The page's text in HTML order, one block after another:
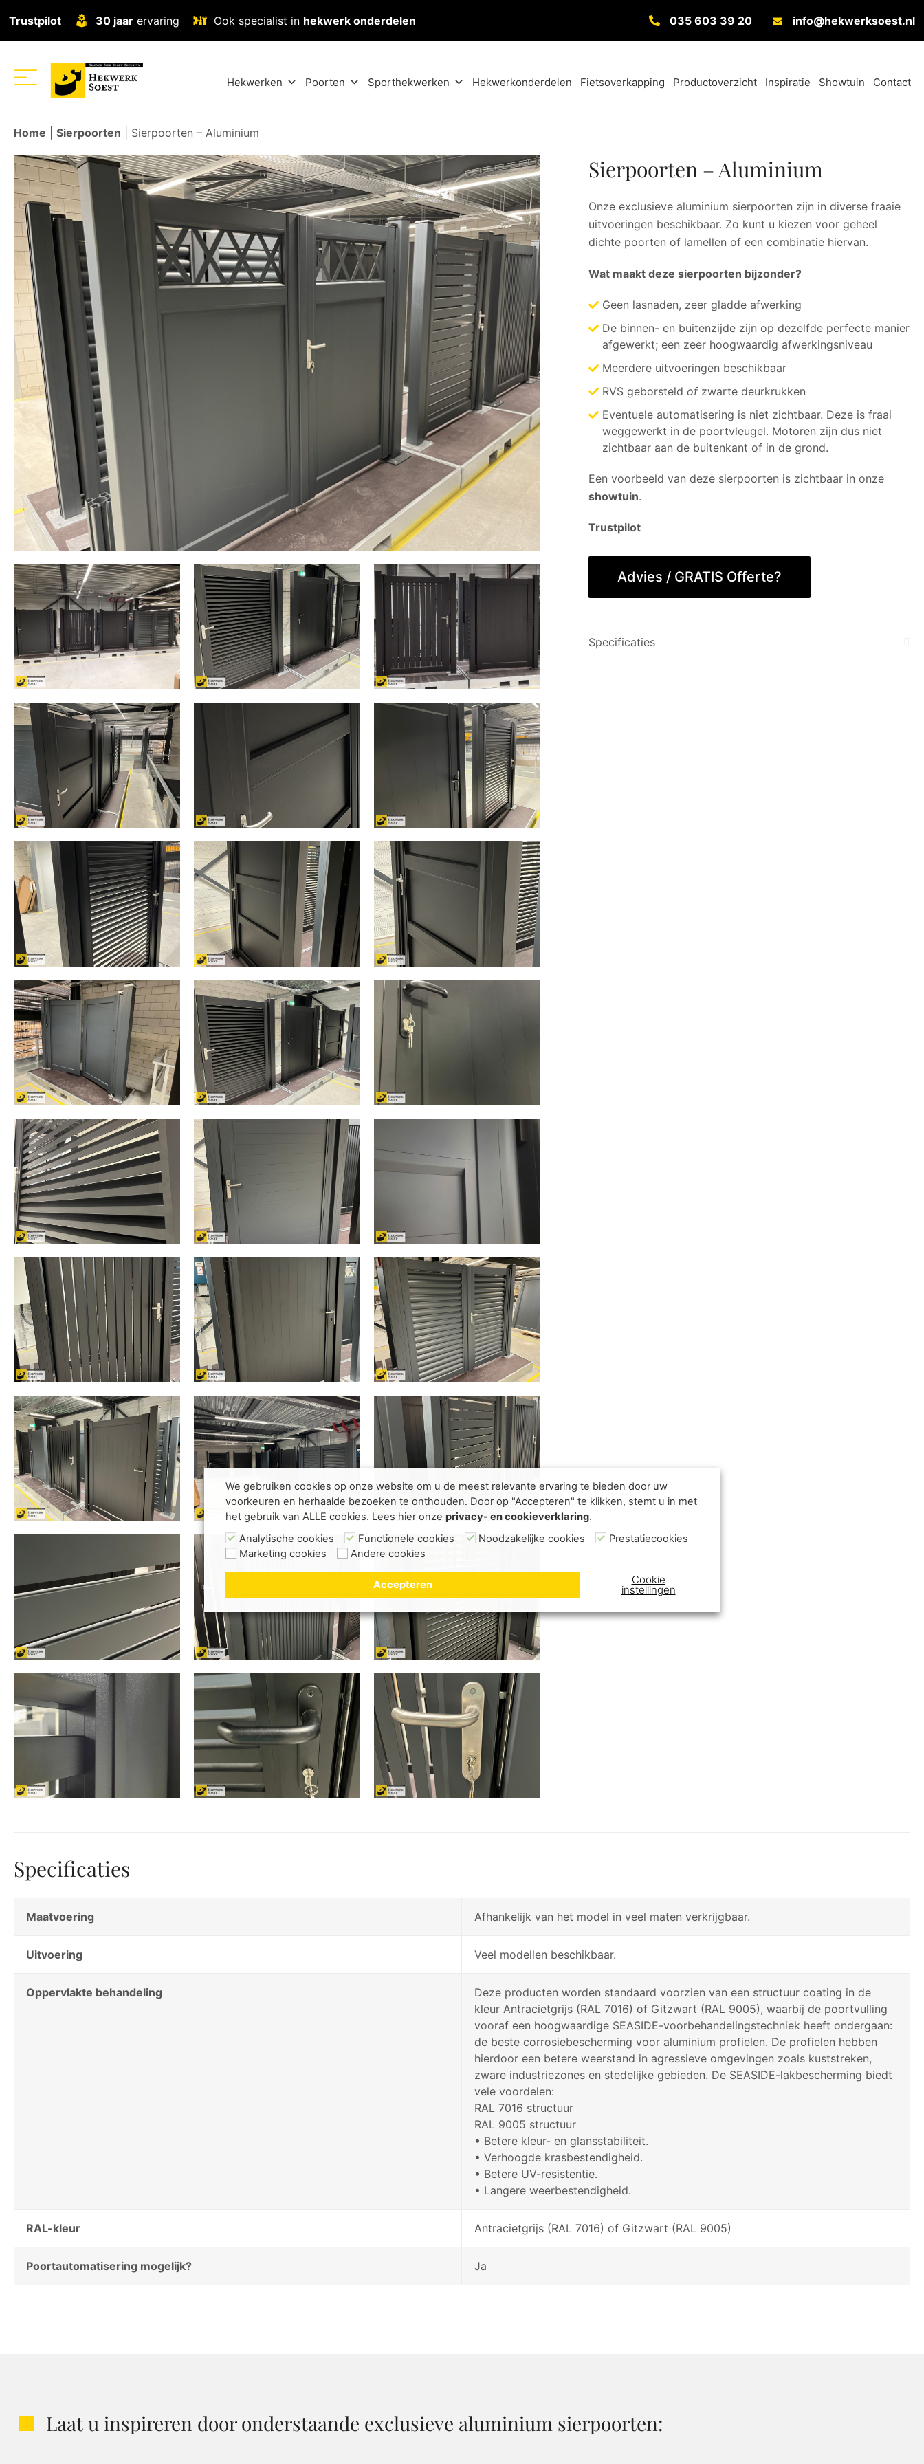
Trustpilot 30 jaar ervaring Ook specialist in hekwerk onderdelen 035 603 39 20 info@hekwerksoest.nl
Hekwerken Poorten Sporthekwerken Hekwerkonderdelen Fietsoverkapping Productoverzicht Inspiratie Showtuin Contact
Home Sierpoorten Sierpoorten – Aluminium
Sierpoorten – Aluminium
Onze exclusieve aluminium sierpoorten zijn in diverse fraaie
uitvoeringen beschikbaar. Zo kunt u kiezen voor geheel
dichte poorten of lamellen of een combinatie hiervan.
Wat maakt deze sierpoorten bijzonder?
Geen lasnaden, zeer gladde afwerking
De binnen- en buitenzijde zijn op dezelfde perfecte manier
afgewerkt; een zeer hoogwaardig afwerkingsniveau
Meerdere uitvoeringen beschikbaar
RVS geborsteldofzwarte deurkrukken
Eventuele automatisering is niet zichtbaar. Deze is fraai
weggewerkt in de poortvleugel. Motoren zijn dus niet
zichtbaar aan de buitenkant of in de grond.
Een voorbeeld van deze sierpoorten is zichtbaar in onze
showtuin.
Trustpilot
Advies / GRATIS Offerte?
Specificaties
Specificaties
Maatvoering Afhankelijk van het model in veel maten verkrijgbaar.
Uitvoering Veel modellen beschikbaar.
Oppervlakte behandeling
Deze producten worden standaard voorzien van een structuur coating in de
kleur Antracietgrijs (RAL 7016) of Gitzwart (RAL 9005), waarbij de poortvulling
vooraf een hoogwaardige SEASIDE-voorbehandelingstechniek heeft ondergaan:
de beste corrosiebescherming voor aluminium profielen. De profielen hebben
hierdoor een betere weerstand in agressieve omgevingen zoals kuststreken,
zware industriezones en stedelijke gebieden. De SEASIDE-lakbescherming biedt
vele voordelen:
RAL 7016 structuur
RAL 9005 structuur
• Betere kleur- en glansstabiliteit.
• Verhoogde krasbestendigheid.
• Betere UV-resistentie.
• Langere weerbestendigheid.
RAL-kleur Antracietgrijs (RAL 7016) of Gitzwart (RAL 9005)
Poortautomatisering mogelijk? Ja
Laat u inspireren door onderstaande exclusieve aluminium sierpoorten:
We gebruiken cookies op onze website om u de meest relevante ervaring te bieden door uw
voorkeuren en herhaalde bezoeken te onthouden. Door op "Accepteren" te klikken, stemt u in met
het gebruik van ALLE cookies. Lees hier onze privacy- en cookieverklaring.
Analytische cookies
Functionele cookies Noodzakelijke cookies
Prestatiecookies
Marketing cookies
Andere cookies
Cookie
instellingen
Accepteren